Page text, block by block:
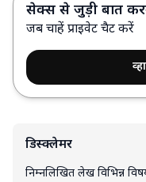
सेक्स से जुड़ी बात
जब चाहें प्राइवेट चैट करें
डिस्क्लेमर
निम्नलिखित लेख विभिन्न